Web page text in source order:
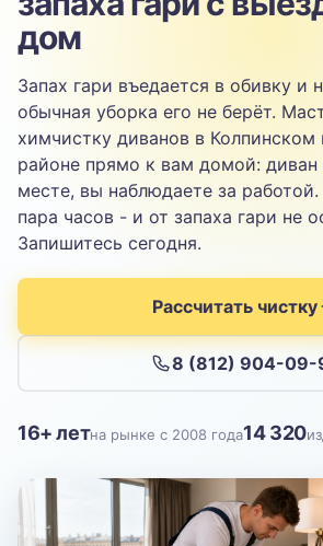
ЗАГРЯЗНЕНИЕ
Выберите загрязнение…
ТЕЛЕФОН
Отправить
Нажимая кнопку, вы соглашаетесь с
дом
Запах гари въедается в обивку и
обычная уборка его не берёт.
химчистку диванов в Колпинском
районе прямо к вам домой: диван
месте, вы наблюдаете за работой.
пара часов - и от запаха гари не
Запишитесь сегодня.
Рассчитать чистку
8 (812) 904-09-
16+ летна рынке с 2008 года14 320